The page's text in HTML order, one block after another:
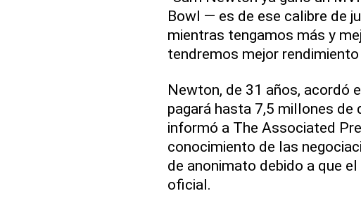
Bowl — es de ese calibre de
mientras tengamos más y
tendremos mejor rendimiento
Newton, de 31 años, acordó
pagará hasta 7,5 millones
informó a The Associated
conocimiento de las
de anonimato debido a que
oficial.